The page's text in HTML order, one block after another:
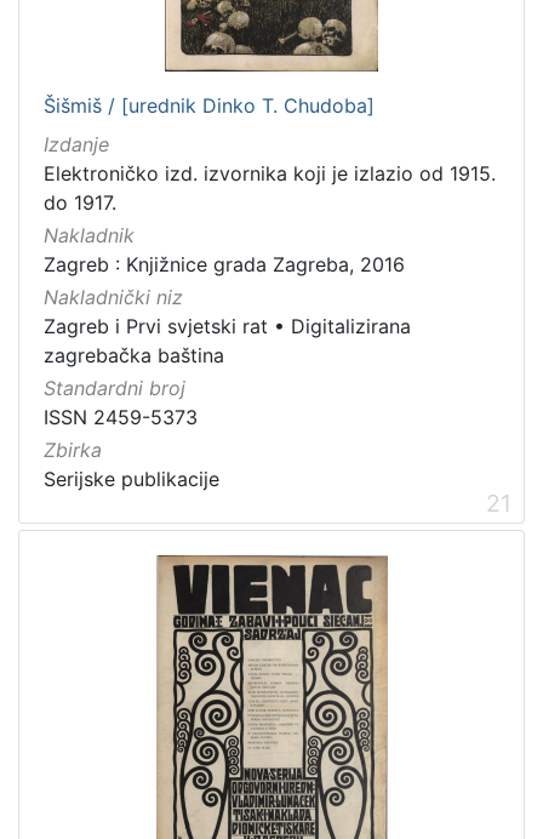
Šišmiš / [urednik Dinko T. Chudoba]
Izdanje
Elektroničko izd. izvornika koji je izlazio od 1915.
do 1917.
Nakladnik
Zagreb : Knjižnice grada Zagreba, 2016
Nakladnički niz
Zagreb i Prvi svjetski rat • Digitalizirana
zagrebačka baština
Standardni broj
ISSN 2459-5373
Zbirka
Serijske publikacije
21